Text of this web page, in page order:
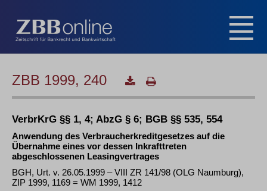
ZBB 1999, 240
VerbrKrG §§ 1, 4; AbzG § 6; BGB §§ 535, 554
Anwendung des Verbraucherkreditgesetzes auf die
Übernahme eines vor dessen Inkrafttreten
abgeschlossenen Leasingvertrages
BGH, Urt. v. 26.05.1999 – VIII ZR 141/98 (OLG Naumburg),
ZIP 1999, 1169 = WM 1999, 1412